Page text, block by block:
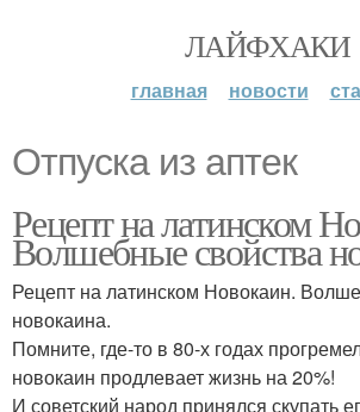
ЛАЙФХАКИ
главная новости
Отпуска из аптек
Рецепт на латинском
Волшебные свойства
Рецепт на латинском Новокаин.
новокаина.
Помните, где-то в 80-х годах
новокаин продлевает жизнь на 20%!
И советский народ принялся скупать